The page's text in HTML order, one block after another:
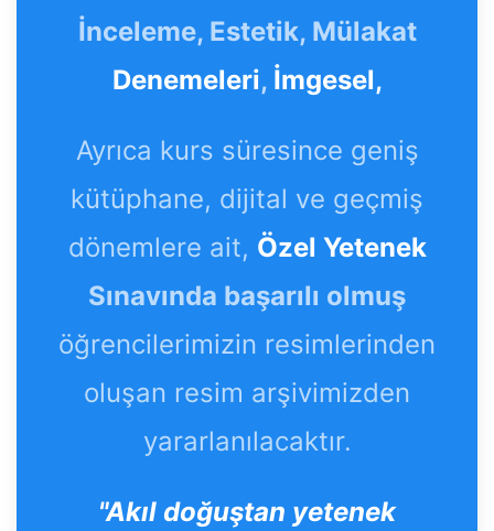
İnceleme, Estetik, Mülakat
Denemeleri, İmgesel,
Ayrıca kurs süresince geniş
kütüphane, dijital ve geçmiş
dönemlere ait, Özel Yetenek
Sınavında başarılı olmuş
öğrencilerimizin resimlerinden
oluşan resim arşivimizden
yararlanılacaktır.
"Akıl doğuştan yetenek